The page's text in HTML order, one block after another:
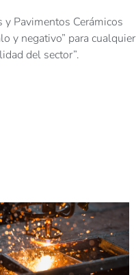
Pavimentos Cerámicos
y negativo” para cualquier
del sector”.